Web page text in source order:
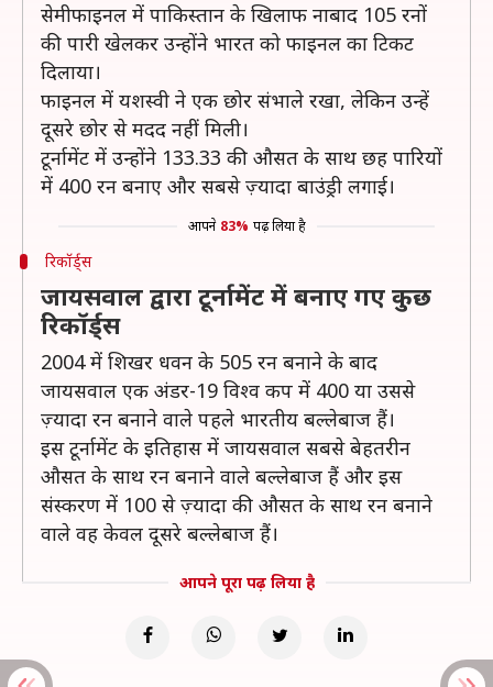
सेमीफाइनल में पाकिस्तान के खिलाफ नाबाद 105 रनों
की पारी खेलकर उन्होंने भारत को फाइनल का टिकट
दिलाया।
फाइनल में यशस्वी ने एक छोर संभाले रखा, लेकिन उन्हें
दूसरे छोर से मदद नहीं मिली।
टूर्नामेंट में उन्होंने 133.33 की औसत के साथ छह पारियों
में 400 रन बनाए और सबसे ज़्यादा बाउंड्री लगाई।
आपने 83% पढ़ लिया है
रिकॉर्ड्स
जायसवाल द्वारा टूर्नामेंट में बनाए गए कुछ
रिकॉर्ड्स
2004 में शिखर धवन के 505 रन बनाने के बाद
जायसवाल एक अंडर-19 विश्व कप में 400 या उससे
ज़्यादा रन बनाने वाले पहले भारतीय बल्लेबाज हैं।
इस टूर्नामेंट के इतिहास में जायसवाल सबसे बेहतरीन
औसत के साथ रन बनाने वाले बल्लेबाज हैं और इस
संस्करण में 100 से ज़्यादा की औसत के साथ रन बनाने
वाले वह केवल दूसरे बल्लेबाज हैं।
आपने पूरा पढ़ लिया है